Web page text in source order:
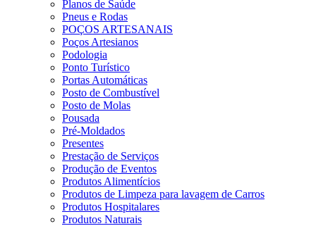
Planos de Saúde
Pneus e Rodas
POÇOS ARTESANAIS
Poços Artesianos
Podologia
Ponto Turístico
Portas Automáticas
Posto de Combustível
Posto de Molas
Pousada
Pré-Moldados
Presentes
Prestação de Serviços
Produção de Eventos
Produtos Alimentícios
Produtos de Limpeza para lavagem de Carros
Produtos Hospitalares
Produtos Naturais